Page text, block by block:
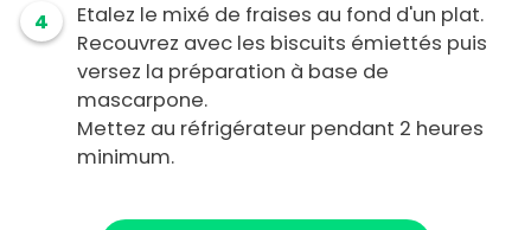
4
Etalez le mixé de fraises au fond d'un plat.
Recouvrez avec les biscuits émiettés puis
versez la préparation à base de
mascarpone.
Mettez au réfrigérateur pendant 2 heures
minimum.